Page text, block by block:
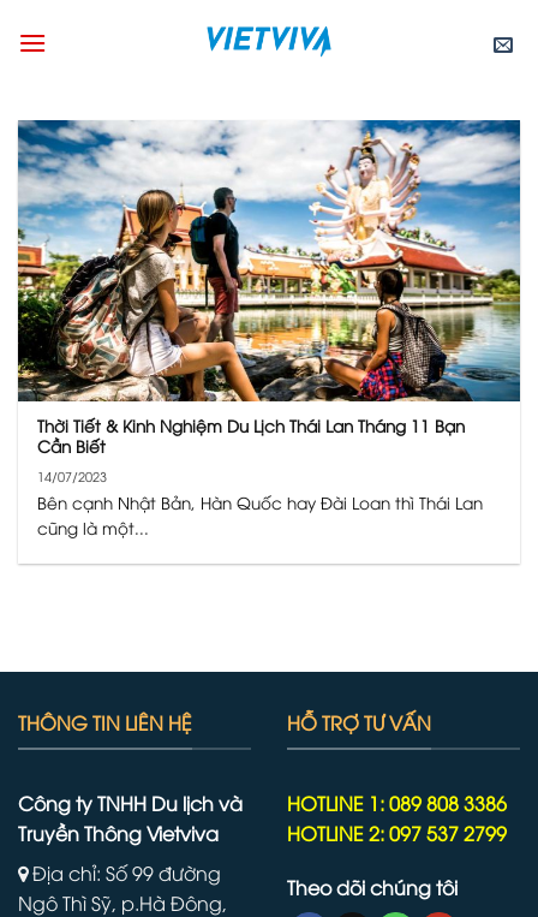
Thời Tiết & Kinh Nghiệm Du Lịch Thái Lan Tháng 11 Bạn
Cần Biết
14/07/2023
Bên cạnh Nhật Bản, Hàn Quốc hay Đài Loan thì Thái Lan
cũng là một...
THÔNG TIN LIÊN HỆ
Công ty TNHH Du lịch và
Truyền Thông Vietviva
Địa chỉ: Số 99 đường
Ngô Thì Sỹ, p.Hà Đông,
HỖ TRỢ TƯ VẤN
HOTLINE 1: 089 808 3386
HOTLINE 2: 097 537 2799
Theo dõi chúng tôi